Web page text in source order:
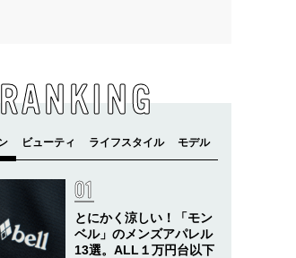
RANKING
とにかく涼しい！「モン
ベル」のメンズアパレル
13選。ALL１万円台以下